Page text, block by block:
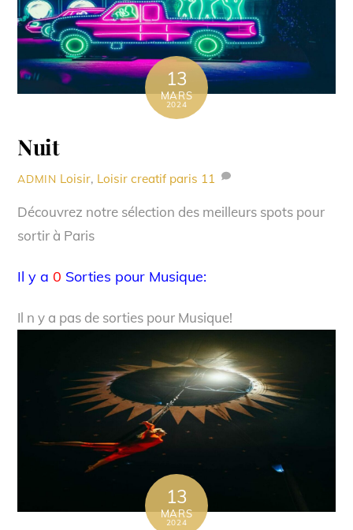
13
MARS
2024
Nuit
ADMIN Loisir, Loisir creatif paris 11
Découvrez notre sélection des meilleurs spots pour
sortir à Paris
Il y a 0 Sorties pour Musique:
Il n y a pas de sorties pour Musique!
13
MARS
2024